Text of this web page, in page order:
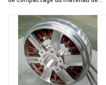
souterraine